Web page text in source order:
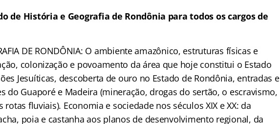
de História e Geografia de Rondônia para todos os cargos de
DE RONDÔNIA: O ambiente amazônico, estruturas físicas e
colonização e povoamento da área que hoje constitui o Estado
Jesuíticas, descoberta de ouro no Estado de Rondônia, entradas e
do Guaporé e Madeira (mineração, drogas do sertão, o escravismo,
rotas fluviais). Economia e sociedade nos séculos XIX e XX: da
poia e castanha aos planos de desenvolvimento regional, da